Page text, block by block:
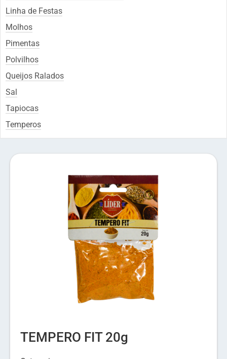
Linha de Festas
Molhos
Pimentas
Polvilhos
Queijos Ralados
Sal
Tapiocas
Temperos
TEMPERO FIT 20g